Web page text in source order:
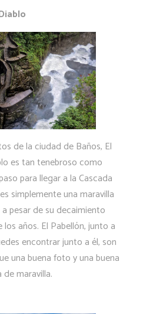
de la ciudad de Baños, El
es tan tenebroso como
para llegar a la Cascada
simplemente una maravilla
pesar de su decaimiento
los años. El Pabellón, junto a
encontrar junto a él, son
una buena foto y una buena
maravilla.